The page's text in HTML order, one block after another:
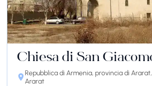
Chiesa di San
Repubblica di Armenia, provincia di
Ararat